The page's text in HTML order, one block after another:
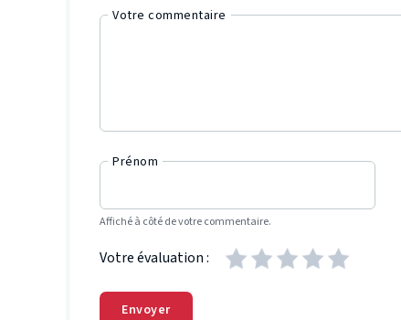
Votre commentaire
Prénom
Affiché à côté de votre commentaire.
Votre évaluation :
Envoyer